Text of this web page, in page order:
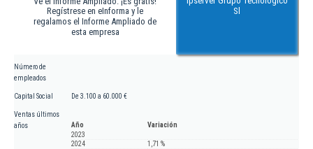
Regístrese en eInforma y le
regalamos el Informe Ampliado de
esta empresa
Sl
Número de
empleados
Capital Social De 3.100 a 60.000 €
Ventas últimos
años
Año
Variación
2023
2024
1,71 %